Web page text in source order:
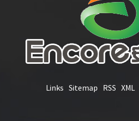
Links Sitemap RSS XML